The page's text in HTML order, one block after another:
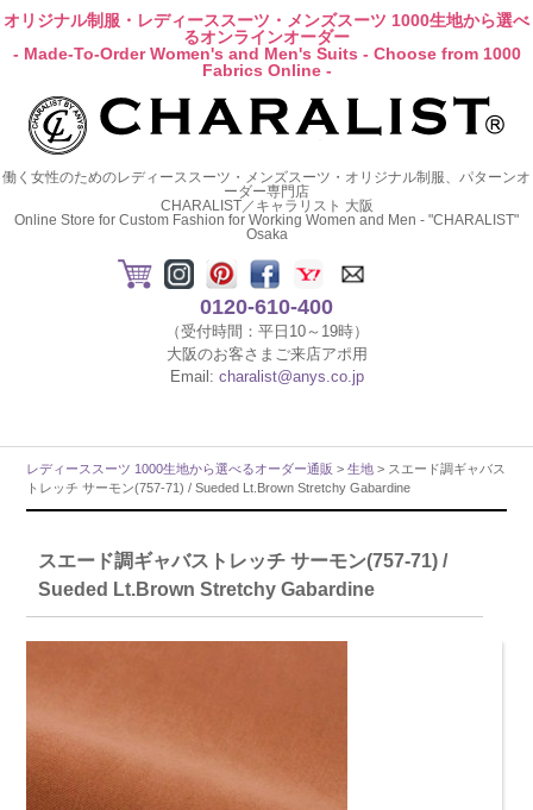
オリジナル制服・レディーススーツ・メンズスーツ 1000生地から選べ
るオンラインオーダー
- Made-To-Order Women's and Men's Suits - Choose from 1000
Fabrics Online -
働く女性のためのレディーススーツ・メンズスーツ・オリジナル制服、パターンオ
ーダー専門店
CHARALIST／キャラリスト 大阪
Online Store for Custom Fashion for Working Women and Men - "CHARALIST"
Osaka
0120-610-400
（受付時間：平日10～19時）
大阪のお客さまご来店アポ用
Email: charalist@anys.co.jp
レディーススーツ 1000生地から選べるオーダー通販 >生地 > スエード調ギャバス
トレッチ サーモン(757-71) / Sueded Lt.Brown Stretchy Gabardine
スエード調ギャバストレッチ サーモン(757-71) /
Sueded Lt.Brown Stretchy Gabardine